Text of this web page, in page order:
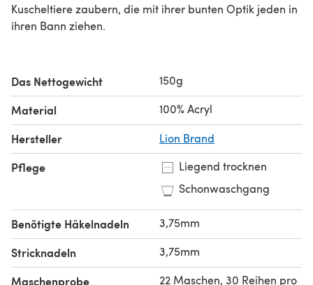
Kuscheltiere zaubern, die mit ihrer bunten Optik jeden in
ihren Bann ziehen.
Das Nettogewicht 150g
Material 100% Acryl
Hersteller Lion Brand
Pflege
Liegend trocknen
Schonwaschgang
Benötigte Häkelnadeln 3,75mm
Stricknadeln 3,75mm
Maschenprobe 22 Maschen, 30 Reihen pro